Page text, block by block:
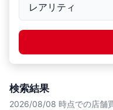
検索結果
2026/08/08 時点での店舗